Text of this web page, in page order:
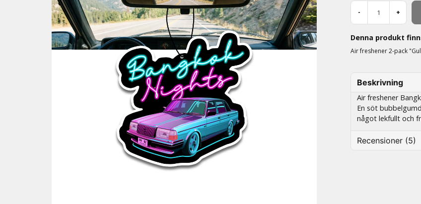
- +
Denna produkt
Air freshener 2-pack
Beskrivning
Air freshener
En söt
något lekfullt och
Recensioner (5)